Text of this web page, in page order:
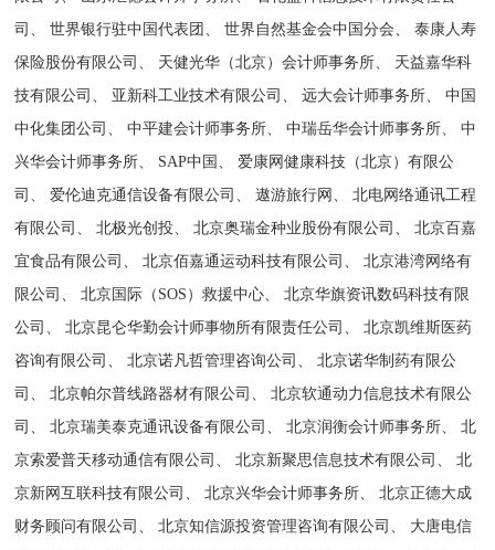
司、 世界银行驻中国代表团、 世界自然基金会中国分会、 泰康人寿
保险股份有限公司、 天健光华（北京）会计师事务所、 天益嘉华科
技有限公司、 亚新科工业技术有限公司、 远大会计师事务所、 中国
中化集团公司、 中平建会计师事务所、 中瑞岳华会计师事务所、 中
兴华会计师事务所、 SAP中国、 爱康网健康科技（北京）有限公
司、 爱伦迪克通信设备有限公司、 遨游旅行网、 北电网络通讯工程
有限公司、 北极光创投、 北京奥瑞金种业股份有限公司、 北京百嘉
宜食品有限公司、 北京佰嘉通运动科技有限公司、 北京港湾网络有
限公司、 北京国际（SOS）救援中心、 北京华旗资讯数码科技有限
公司、 北京昆仑华勤会计师事物所有限责任公司、 北京凯维斯医药
咨询有限公司、 北京诺凡哲管理咨询公司、 北京诺华制药有限公
司、 北京帕尔普线路器材有限公司、 北京软通动力信息技术有限公
司、 北京瑞美泰克通讯设备有限公司、 北京润衡会计师事务所、 北
京索爱普天移动通信有限公司、 北京新聚思信息技术有限公司、 北
京新网互联科技有限公司、 北京兴华会计师事务所、 北京正德大成
财务顾问有限公司、 北京知信源投资管理咨询有限公司、 大唐电信